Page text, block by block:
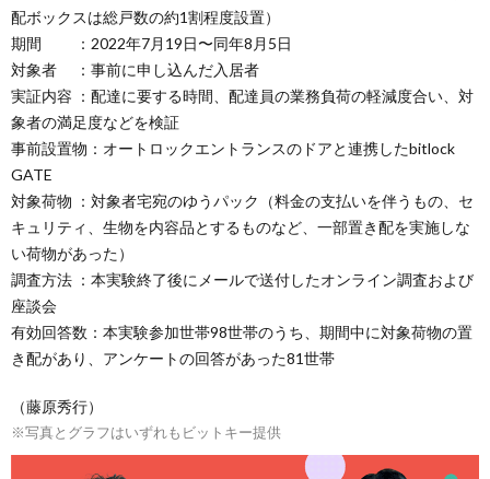
配ボックスは総戸数の約1割程度設置）
期間 ：2022年7月19日〜同年8月5日
対象者 ：事前に申し込んだ入居者
実証内容 ：配達に要する時間、配達員の業務負荷の軽減度合い、対
象者の満足度などを検証
事前設置物：オートロックエントランスのドアと連携したbitlock
GATE
対象荷物 ：対象者宅宛のゆうパック（料金の支払いを伴うもの、セ
キュリティ、生物を内容品とするものなど、一部置き配を実施しな
い荷物があった）
調査方法 ：本実験終了後にメールで送付したオンライン調査および
座談会
有効回答数：本実験参加世帯98世帯のうち、期間中に対象荷物の置
き配があり、アンケートの回答があった81世帯
（藤原秀行）
※写真とグラフはいずれもビットキー提供